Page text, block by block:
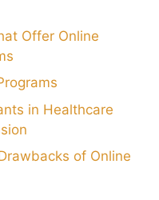
Offer Online
in Healthcare
of Online